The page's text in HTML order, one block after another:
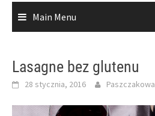
Main Menu
Lasagne bez glutenu
28 stycznia, 2016 Paszczakowa